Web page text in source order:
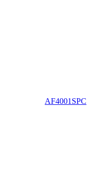
AF4001SPC